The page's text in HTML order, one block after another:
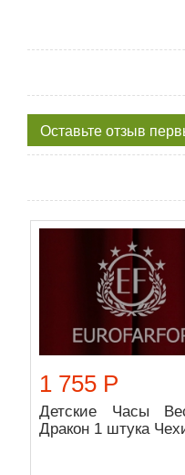
Оставьте отзыв
1 755 Р
Детские Часы
Дракон 1 штука